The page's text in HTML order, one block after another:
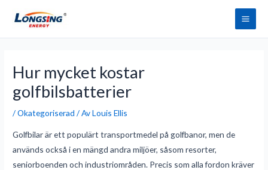
innehåll
Hur mycket kostar
golfbilsbatterier
/Okategoriserad / AvLouis Ellis
Golfbilar är ett populärt transportmedel på golfbanor, men de
används också i en mängd andra miljöer, såsom resorter,
seniorboenden och industriområden. Precis som alla fordon kräver